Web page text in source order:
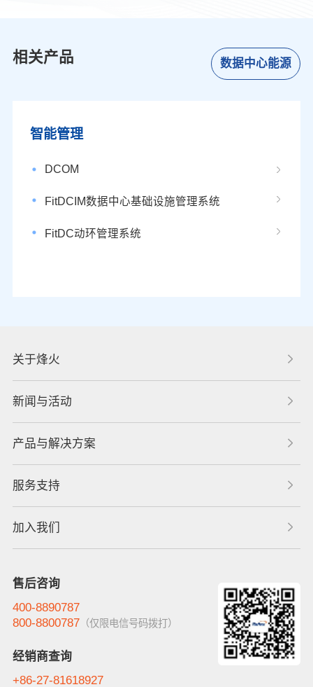
相关产品 数据中心能源
智能管理
DCOM
FitDCIM数据中心基础设施管理系统
FitDC动环管理系统
关于烽火
新闻与活动
产品与解决方案
服务支持
加入我们
售后咨询
400-8890787
800-8800787（仅限电信号码拨打）
经销商查询
+86-27-81618927